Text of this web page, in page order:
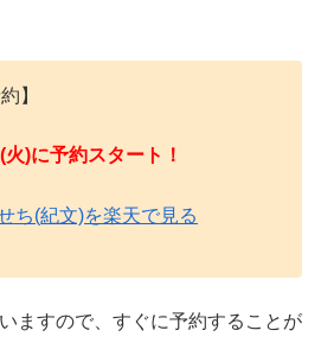
】
)に予約スタート！
ち(紀文)を楽天で見る
ますので、すぐに予約することが